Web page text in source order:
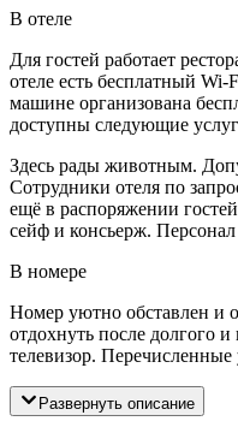
В отеле
Для гостей работает
отеле есть бесплатный
машине организована
доступны следующие
Здесь рады животным.
Сотрудники отеля по
ещё в распоряжении
сейф и консьерж.
В номере
Номер уютно обставлен и
отдохнуть после долгого
телевизор. Перечисленные
Развернуть описание